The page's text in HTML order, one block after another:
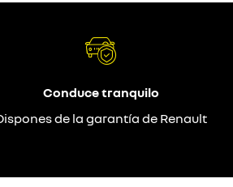
Conduce tranquilo
de la garantía de Renault